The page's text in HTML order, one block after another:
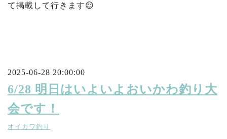
て掲載して行きます😌
2025-06-28 20:00:00
6/28 明日はいよいよおいかわ釣り大
会です！
オイカワ釣り